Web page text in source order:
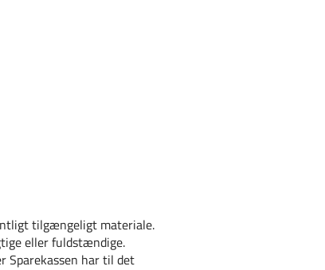
tilgængeligt materiale.
eller fuldstændige.
Sparekassen har til det